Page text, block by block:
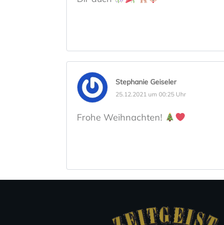
Stephanie Geiseler
25.12.2021 um 00:25 Uhr
Frohe Weihnachten!